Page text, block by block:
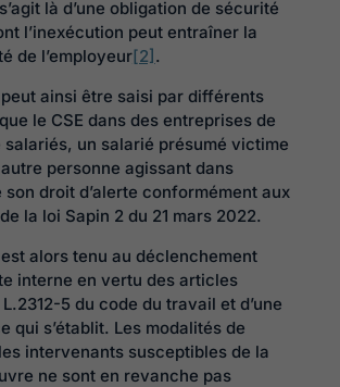
là d’une obligation de sécurité
l’inexécution peut entraîner la
de l’employeur[2].
peut ainsi être saisi par différents
le CSE dans des entreprises de
salariés, un salarié présumé victime
personne agissant dans
son droit d’alerte conformément aux
la loi Sapin 2 du 21 mars 2022.
est alors tenu au déclenchement
interne en vertu des articles
5 du code du travail et d’une
qui s’établit. Les modalités de
intervenants susceptibles de la
ne sont en revanche pas